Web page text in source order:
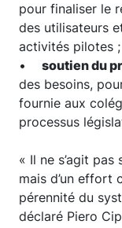
pour finaliser le
des utilisateurs
activités pilotes ;
• soutien du
des besoins,
fournie aux
processus
« Il ne s’agit pas
mais d’un effort
pérennité du
déclaré Piero